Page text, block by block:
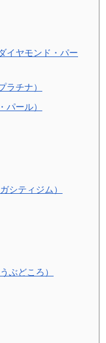
イヤモンド・パー
ラチナ）
パール）
シティジム）
ぶどころ）